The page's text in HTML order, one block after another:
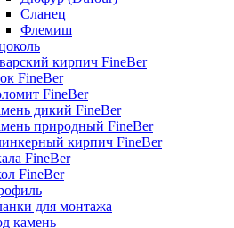
Сланец
Флемиш
кирпич FineBer
FineBer
FineBer
дикий FineBer
природный FineBer
кирпич FineBer
FineBer
FineBer
для монтажа
камень